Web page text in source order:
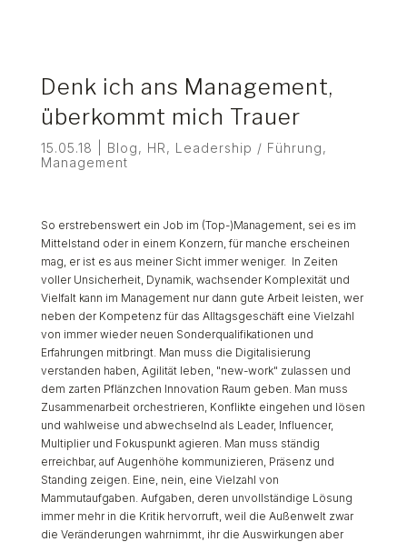
Denk ich ans Management,
überkommt mich Trauer
15.05.18 Blog, HR, Leadership / Führung,
Management
So erstrebenswert ein Job im (Top-)Management, sei es im
Mittelstand oder in einem Konzern, für manche erscheinen
mag, er ist es aus meiner Sicht immer weniger. In Zeiten
voller Unsicherheit, Dynamik, wachsender Komplexität und
Vielfalt kann im Management nur dann gute Arbeit leisten, wer
neben der Kompetenz für das Alltagsgeschäft eine Vielzahl
von immer wieder neuen Sonderqualifikationen und
Erfahrungen mitbringt. Man muss die Digitalisierung
verstanden haben, Agilität leben, "new-work" zulassen und
dem zarten Pflänzchen Innovation Raum geben. Man muss
Zusammenarbeit orchestrieren, Konflikte eingehen und lösen
und wahlweise und abwechselnd als Leader, Influencer,
Multiplier und Fokuspunkt agieren. Man muss ständig
erreichbar, auf Augenhöhe kommunizieren, Präsenz und
Standing zeigen. Eine, nein, eine Vielzahl von
Mammutaufgaben. Aufgaben, deren unvollständige Lösung
immer mehr in die Kritik hervorruft, weil die Außenwelt zwar
die Veränderungen wahrnimmt, ihr die Auswirkungen aber